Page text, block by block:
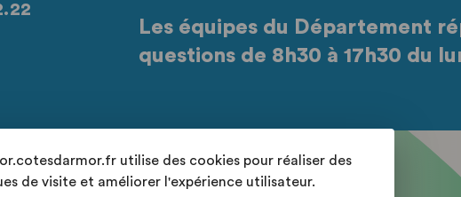
Les équipes du Département
questions de 8h30 à 17h30 du
Retrouvez-nous sur les réseaux sociaux
utilise des cookies pour réaliser des
de visite et améliorer l'expérience utilisateur.